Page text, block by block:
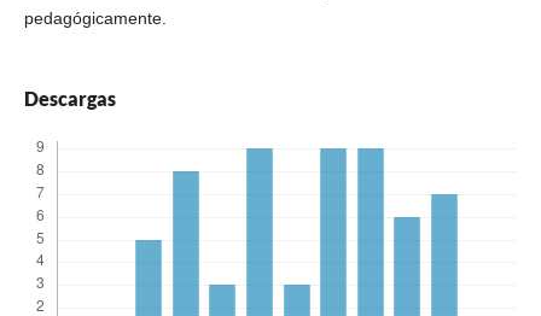
pedagógicamente.
Descargas